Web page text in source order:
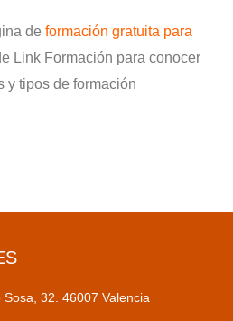
de formación gratuita para
Link Formación para conocer
y tipos de formación
32. 46007 Valencia